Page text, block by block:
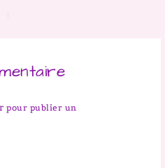
pour publier un